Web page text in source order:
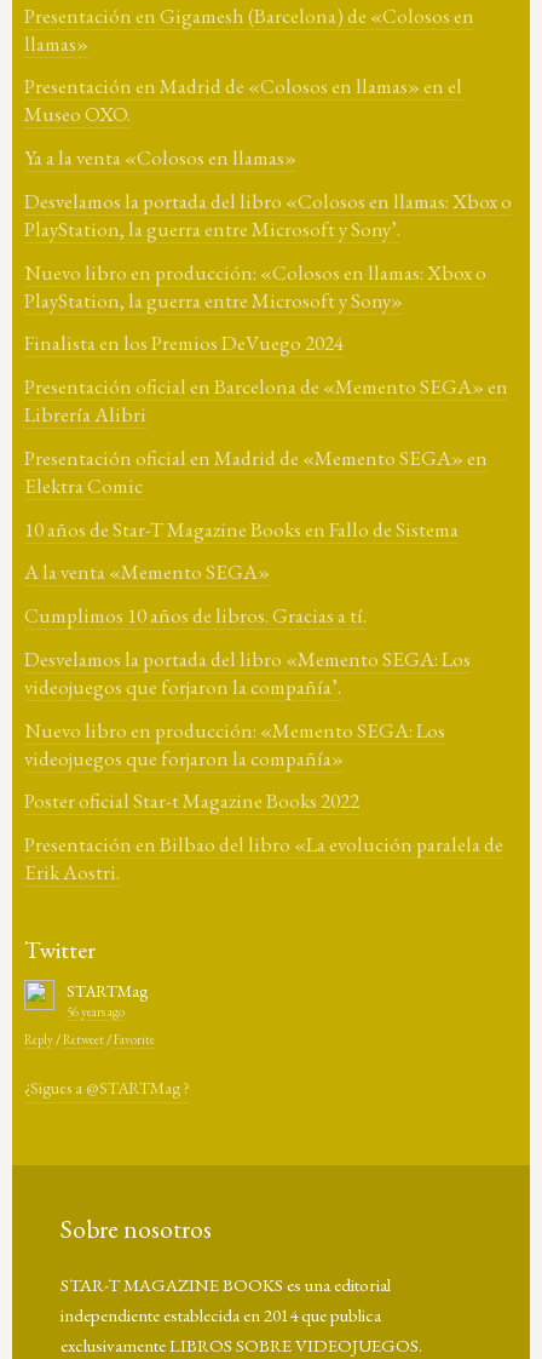
Presentación en Gigamesh (Barcelona) de «Colosos en
llamas»
Presentación en Madrid de «Colosos en llamas» en el
Museo OXO.
Ya a la venta «Colosos en llamas»
Desvelamos la portada del libro «Colosos en llamas: Xbox o
PlayStation, la guerra entre Microsoft y Sony’.
Nuevo libro en producción: «Colosos en llamas: Xbox o
PlayStation, la guerra entre Microsoft y Sony»
Finalista en los Premios DeVuego 2024
Presentación oficial en Barcelona de «Memento SEGA» en
Librería Alibri
Presentación oficial en Madrid de «Memento SEGA» en
Elektra Comic
10 años de Star-T Magazine Books en Fallo de Sistema
A la venta «Memento SEGA»
Cumplimos 10 años de libros. Gracias a tí.
Desvelamos la portada del libro «Memento SEGA: Los
videojuegos que forjaron la compañía’.
Nuevo libro en producción: «Memento SEGA: Los
videojuegos que forjaron la compañía»
Poster oficial Star-t Magazine Books 2022
Presentación en Bilbao del libro «La evolución paralela de
Erik Aostri.
Twitter
STARTMag
56 years ago
Reply /Retweet /Favorite
¿Sigues a @STARTMag ?
Sobre nosotros
STAR-T MAGAZINE BOOKS es una editorial
independiente establecida en 2014 que publica
exclusivamente LIBROS SOBRE VIDEOJUEGOS.